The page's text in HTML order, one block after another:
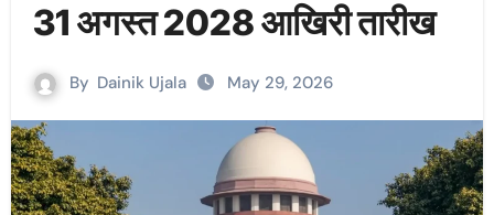
31 अगस्त 2028 आखिरी तारीख
By Dainik Ujala May 29, 2026